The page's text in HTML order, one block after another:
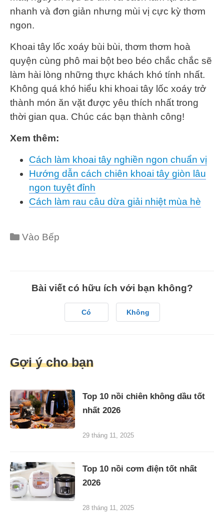
nhanh và đơn giản nhưng mùi vị cực kỳ thơm
ngon.
Khoai tây lốc xoáy bùi bùi, thơm thơm hoà
quyện cùng phô mai bột beo béo chắc chắc sẽ
làm hài lòng những thực khách khó tính nhất.
Không quá khó hiểu khi khoai tây lốc xoáy trở
thành món ăn vặt được yêu thích nhất trong
thời gian qua. Chúc các bạn thành công!
Xem thêm:
Cách làm khoai tây nghiền ngon chuẩn vị
Hướng dẫn cách chiên khoai tây giòn lâu
ngon tuyệt đỉnh
Cách làm rau câu dừa giải nhiệt mùa hè
Categories
Vào Bếp
Bài viết có hữu ích với bạn không?
Có Không
Gợi ý cho bạn
Top 10 nồi chiên không dầu tốt
nhất 2026
29 tháng 11, 2025
Top 10 nồi cơm điện tốt nhất
2026
28 tháng 11, 2025